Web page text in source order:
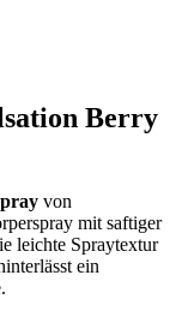
Berry
von
mit saftiger
leichte Spraytextur
ein